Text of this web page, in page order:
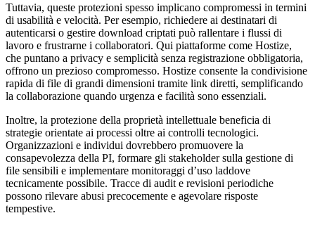
Tuttavia, queste protezioni spesso implicano compromessi in termini
di usabilità e velocità. Per esempio, richiedere ai destinatari di
autenticarsi o gestire download criptati può rallentare i flussi di
lavoro e frustrarne i collaboratori. Qui piattaforme come Hostize,
che puntano a privacy e semplicità senza registrazione obbligatoria,
offrono un prezioso compromesso. Hostize consente la condivisione
rapida di file di grandi dimensioni tramite link diretti, semplificando
la collaborazione quando urgenza e facilità sono essenziali.
Inoltre, la protezione della proprietà intellettuale beneficia di
strategie orientate ai processi oltre ai controlli tecnologici.
Organizzazioni e individui dovrebbero promuovere la
consapevolezza della PI, formare gli stakeholder sulla gestione di
file sensibili e implementare monitoraggi d’uso laddove
tecnicamente possibile. Tracce di audit e revisioni periodiche
possono rilevare abusi precocemente e agevolare risposte
tempestive.